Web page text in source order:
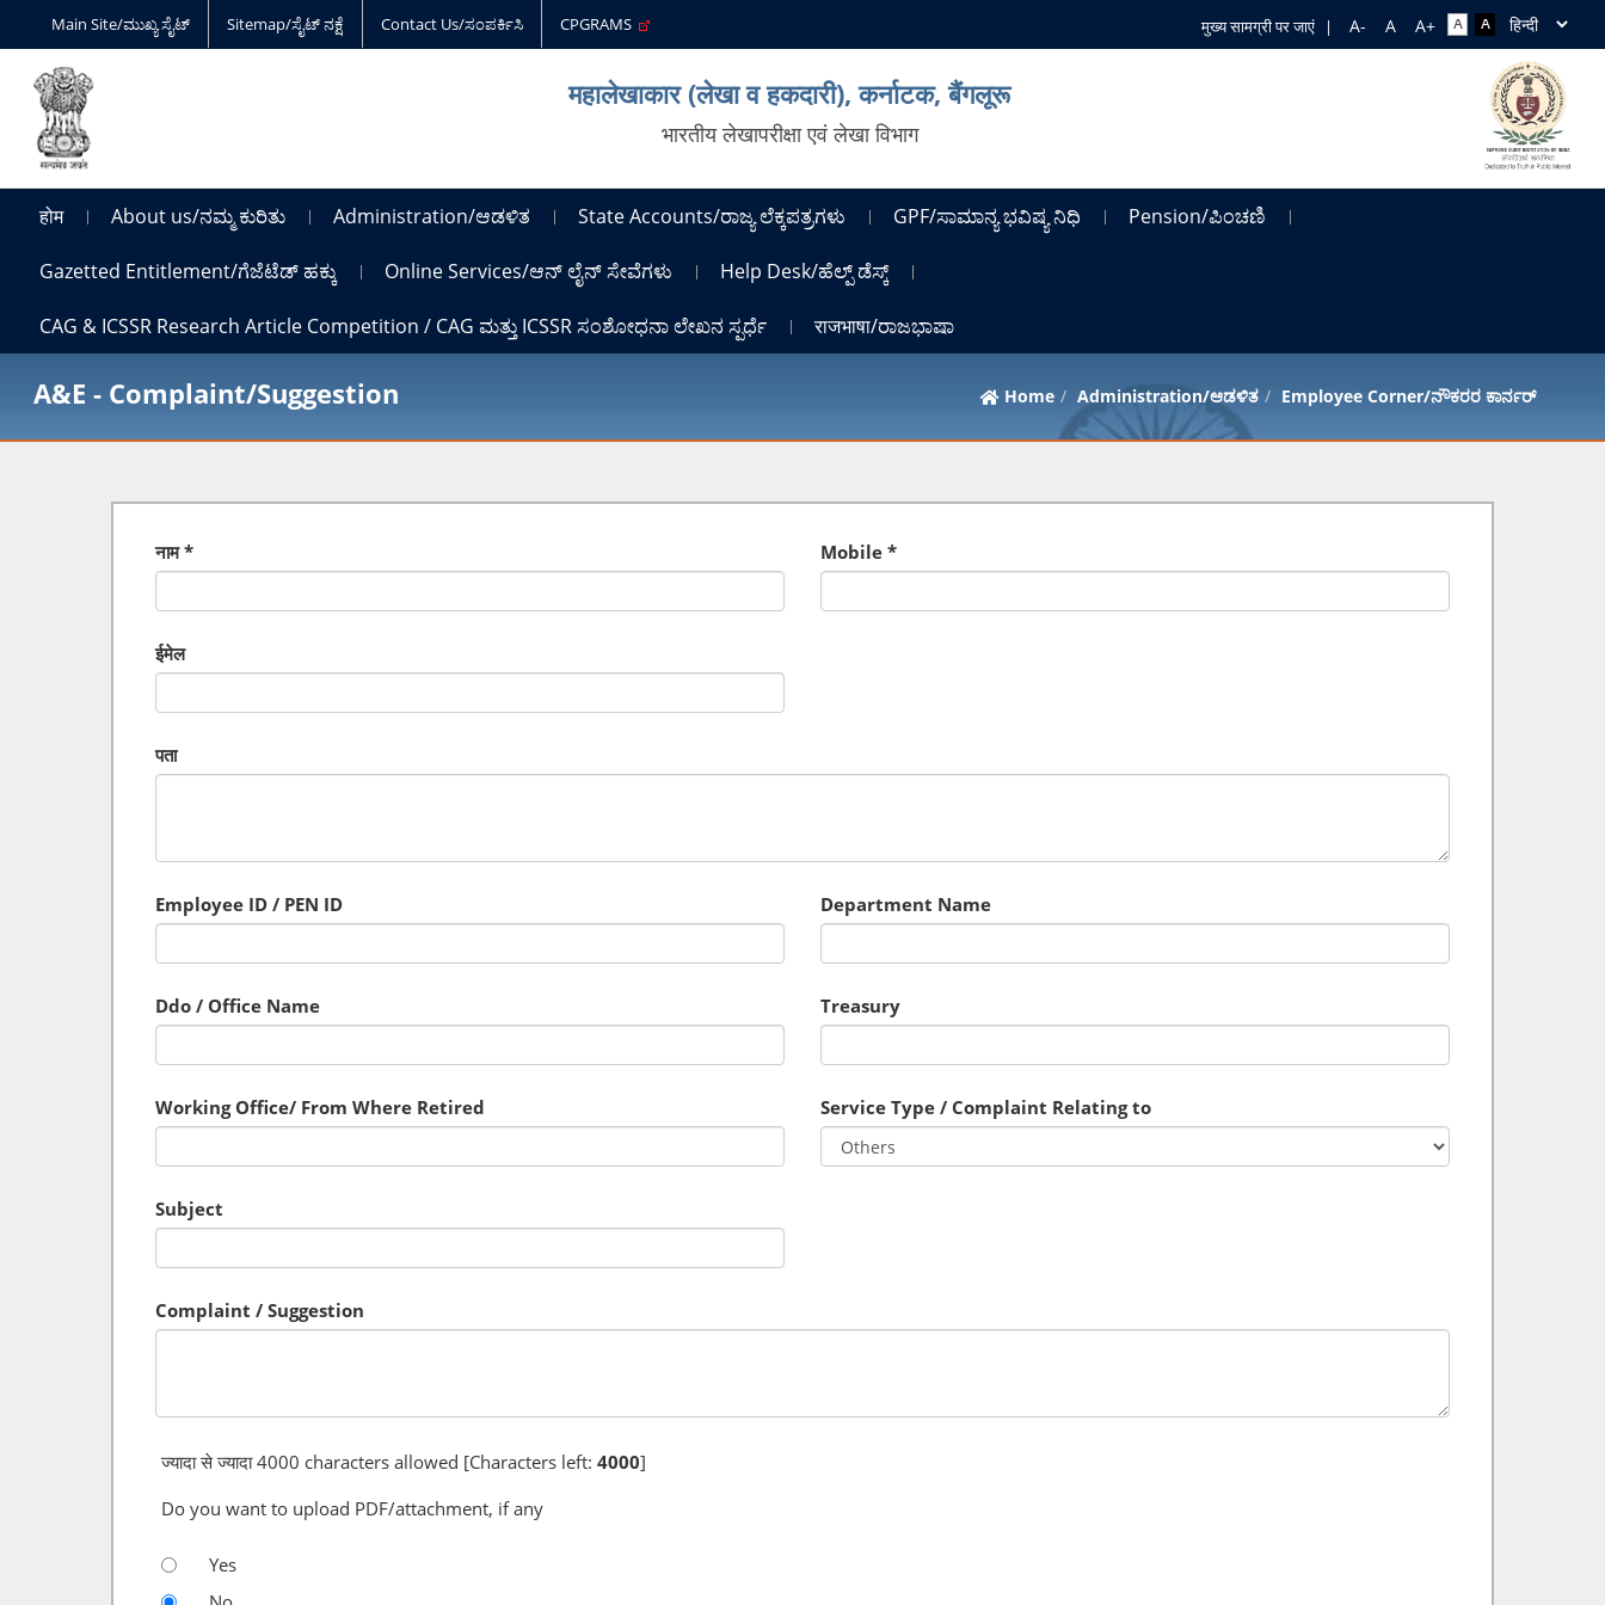
Main Site/ಮುಖ್ಯ ಸೈಟ್ Sitemap/ಸೈಟ್ ನಕ್ಷೆ Contact Us/ಸಂಪರ್ಕಿಸಿ CPGRAMS मुख्य सामग्री पर जाएं |
महालेखाकार (लेखा व हकदारी), कर्नाटक, बैंगलूरू
भारतीय लेखापरीक्षा एवं लेखा विभाग
होम About us/ನಮ್ಮ ಕುರಿತು Administration/ಆಡಳಿತ State Accounts/ರಾಜ್ಯ ಲೆಕ್ಕಪತ್ರಗಳು GPF/ಸಾಮಾನ್ಯ ಭವಿಷ್ಯ ನಿಧಿ Pension/ಪಿಂಚಣಿ
Gazetted Entitlement/ಗೆಜೆಟೆಡ್ ಹಕ್ಕು Online Services/ಆನ್ ಲೈನ್ ಸೇವೆಗಳು Help Desk/ಹೆಲ್ಪ್ ಡೆಸ್ಕ್
CAG & ICSSR Research Article Competition / CAG ಮತ್ತು ICSSR ಸಂಶೋಧನಾ ಲೇಖನ ಸ್ಪರ್ಧೆ राजभाषा/ರಾಜಭಾಷಾ
A&E - Complaint/Suggestion Home Administration/ಆಡಳಿತ Employee Corner/ನೌಕರರ ಕಾರ್ನರ್
नाम Mobile
ईमेल
पता
Employee ID / PEN ID Department Name
Ddo / Office Name Treasury
Working Office/ From Where Retired Service Type / Complaint Relating to
Subject
Complaint / Suggestion
ज्यादा से ज्यादा4000 characters allowed [Characters left: 4000]
Do you want to upload PDF/attachment, if any
Yes